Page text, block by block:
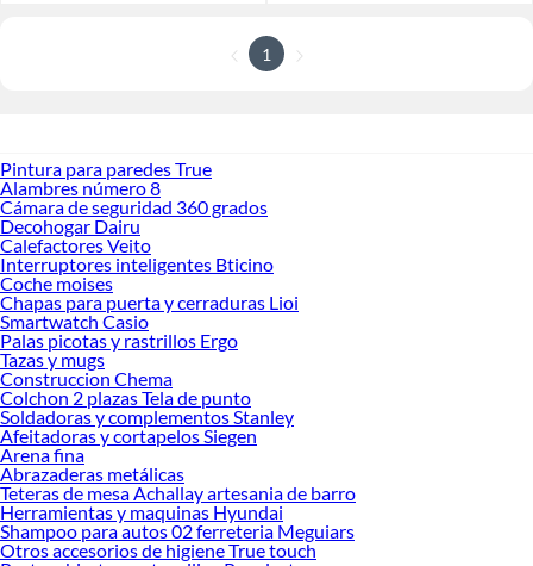
1
Pintura para paredes True
Alambres número 8
Cámara de seguridad 360 grados
Decohogar Dairu
Calefactores Veito
Interruptores inteligentes Bticino
Coche moises
Chapas para puerta y cerraduras Lioi
Smartwatch Casio
Palas picotas y rastrillos Ergo
Tazas y mugs
Construccion Chema
Colchon 2 plazas Tela de punto
Soldadoras y complementos Stanley
Afeitadoras y cortapelos Siegen
Arena fina
Abrazaderas metálicas
Teteras de mesa Achallay artesania de barro
Herramientas y maquinas Hyundai
Shampoo para autos 02 ferreteria Meguiars
Otros accesorios de higiene True touch